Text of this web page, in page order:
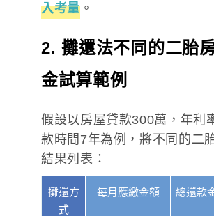
入考量。
2. 攤還法不同的二胎
金試算範例
假設以房屋貸款300萬，年利
款時間7年為例，將不同的二
結果列表：
攤還方
式
每月應繳金額 總還款